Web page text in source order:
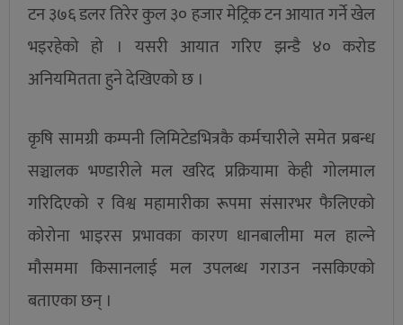
टन ३७६ डलर तिरेर कुल ३० हजार मेट्रिक टन आयात गर्ने खेल
भइरहेको हो । यसरी आयात गरिए झन्डै ४० करोड
अनियमितता हुने देखिएको छ ।
कृषि सामग्री कम्पनी लिमिटेडभित्रकै कर्मचारीले समेत प्रबन्ध
सञ्चालक भण्डारीले मल खरिद प्रक्रियामा केही गोलमाल
गरिदिएको र विश्व महामारीका रूपमा संसारभर फैलिएको
कोरोना भाइरस प्रभावका कारण धानबालीमा मल हाल्ने
मौसममा किसानलाई मल उपलब्ध गराउन नसकिएको
बताएका छन् ।